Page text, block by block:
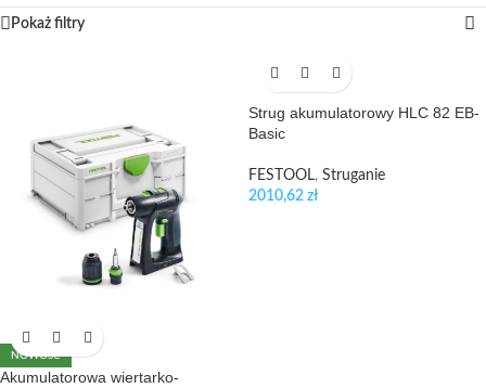
Pokaż filtry
NOWOŚĆ
Akumulatorowa wiertarko-
Strug akumulatorowy HLC 82 EB-
Basic
FESTOOL, Struganie
2010,62 zł